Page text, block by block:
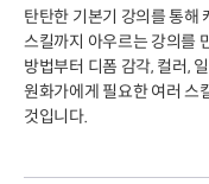
탄탄한 기본기 강의를 통해
스킬까지 아우르는 강의를
방법부터 디폼 감각, 컬러,
원화가에게 필요한 여러 스
것입니다.